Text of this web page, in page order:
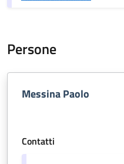
Persone
Messina Paolo
Contatti